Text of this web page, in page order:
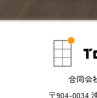
合同会
〒904-0034